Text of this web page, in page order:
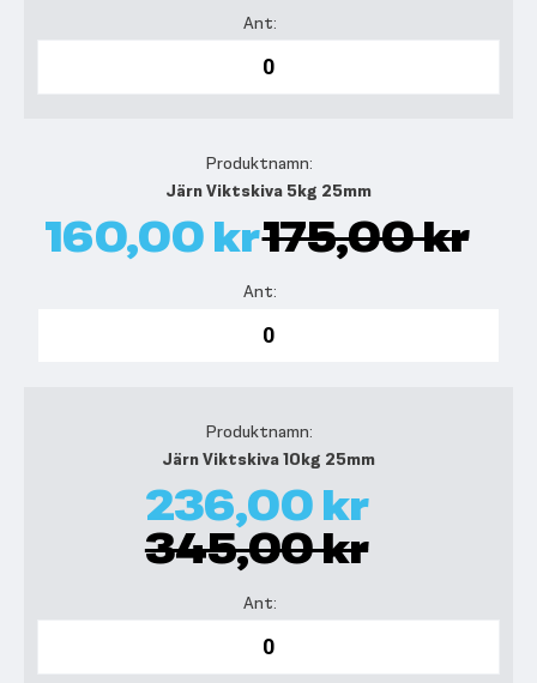
Järn Viktskiva 5kg 25mm
160,00 kr175,00 kr
Järn Viktskiva 10kg 25mm
236,00 kr
345,00 kr